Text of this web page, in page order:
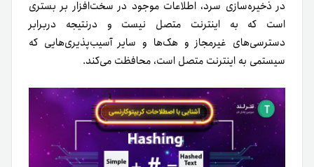
در ذخیره‌سازی سرد، اطلاعات موجود در سخت‌افزار بر بستری
است که به اینترنت متصل نیست و در‌نتیجه در‌برابر
دسترسی‌های غیر‌مجاز و هک‌ها و سایر آسیب‌پذیری‌هایی که
سیستمی به اینترنت متصل است، محافظت می‌کند.